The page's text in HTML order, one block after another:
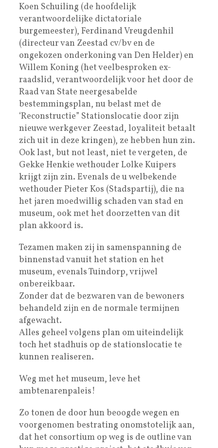
Koen Schuiling (de hoofdelijk
verantwoordelijke dictatoriale
burgemeester), Ferdinand Vreugdenhil
(directeur van Zeestad cv/bv en de
ongekozen onderkoning van Den Helder) en
Willem Koning (het veelbesproken ex-
raadslid, verantwoordelijk voor het door de
Raad van State neergesabelde
bestemmingsplan, nu belast met de
‘Reconstructie” Stationslocatie door zijn
nieuwe werkgever Zeestad, loyaliteit betaalt
zich uit in deze kringen), ze hebben hun zin.
Ook last, but not least, niet te vergeten, de
Gekke Henkie wethouder Lolke Kuipers
krijgt zijn zin. Evenals de u welbekende
wethouder Pieter Kos (Stadspartij), die na
het jaren moedwillig schaden van stad en
museum, ook met het doorzetten van dit
plan akkoord is.
Tezamen maken zij in samenspanning de
binnenstad vanuit het station en het
museum, evenals Tuindorp, vrijwel
onbereikbaar.
Zonder dat de bezwaren van de bewoners
behandeld zijn en de normale termijnen
afgewacht.
Alles geheel volgens plan om uiteindelijk
toch het stadhuis op de stationslocatie te
kunnen realiseren.
Weg met het museum, leve het
ambtenarenpaleis!
Zo tonen de door hun beoogde wegen en
voorgenomen bestrating onomstotelijk aan,
dat het consortium op weg is de outline van